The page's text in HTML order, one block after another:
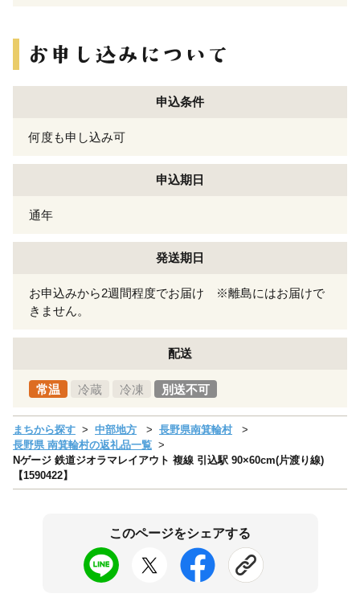
申込条件
何度も申し込み可
申込期日
通年
発送期日
お申込みから2週間程度でお届け ※離島にはお届けで
きません。
配送
常温 冷蔵 冷凍 別送不可
まちから探す 中部地方
長野県南箕輪村
長野県 南箕輪村の返礼品一覧
Nゲージ 鉄道ジオラマレイアウト 複線 引込駅 90×60cm(片渡り線)
【1590422】
このページをシェアする